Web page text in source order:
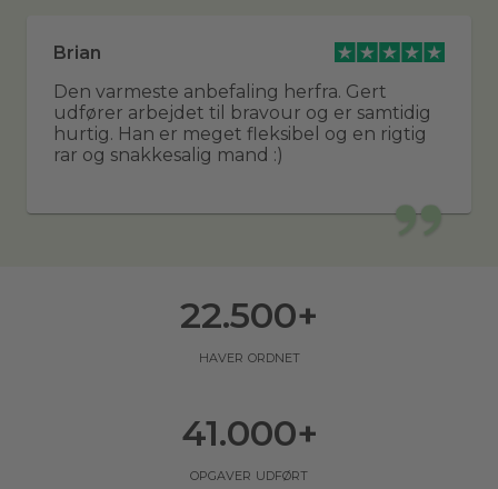
Brian
Den varmeste anbefaling herfra. Gert
udfører arbejdet til bravour og er samtidig
hurtig. Han er meget fleksibel og en rigtig
rar og snakkesalig mand :)
haver ordnet
22.500+
opgaver udført
41.000+